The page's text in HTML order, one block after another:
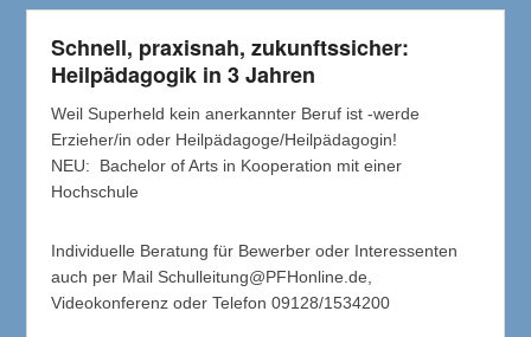
Schnell, praxisnah, zukunftssicher:
Heilpädagogik in 3 Jahren
Weil Superheld kein anerkannter Beruf ist -werde
Erzieher/in oder Heilpädagoge/Heilpädagogin!
NEU: Bachelor of Arts in Kooperation mit einer
Hochschule
Individuelle Beratung für Bewerber oder Interessenten
auch per Mail Schulleitung@PFHonline.de,
Videokonferenz oder Telefon 09128/1534200